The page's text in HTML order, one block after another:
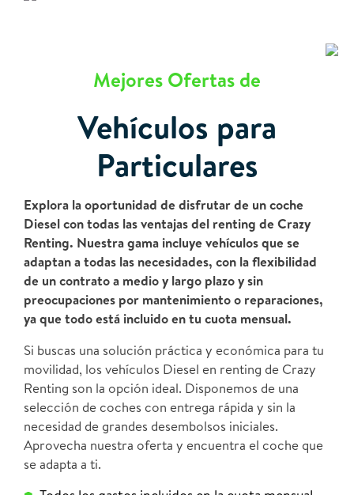
Mejores Ofertas de
Vehículos para
Particulares
Explora la oportunidad de disfrutar de un coche
Diesel con todas las ventajas del renting de Crazy
Renting. Nuestra gama incluye vehículos que se
adaptan a todas las necesidades, con la flexibilidad
de un contrato a medio y largo plazo y sin
preocupaciones por mantenimiento o reparaciones,
ya que todo está incluido en tu cuota mensual.
Si buscas una solución práctica y económica para tu
movilidad, los vehículos Diesel en renting de Crazy
Renting son la opción ideal. Disponemos de una
selección de coches con entrega rápida y sin la
necesidad de grandes desembolsos iniciales.
Aprovecha nuestra oferta y encuentra el coche que
se adapta a ti.